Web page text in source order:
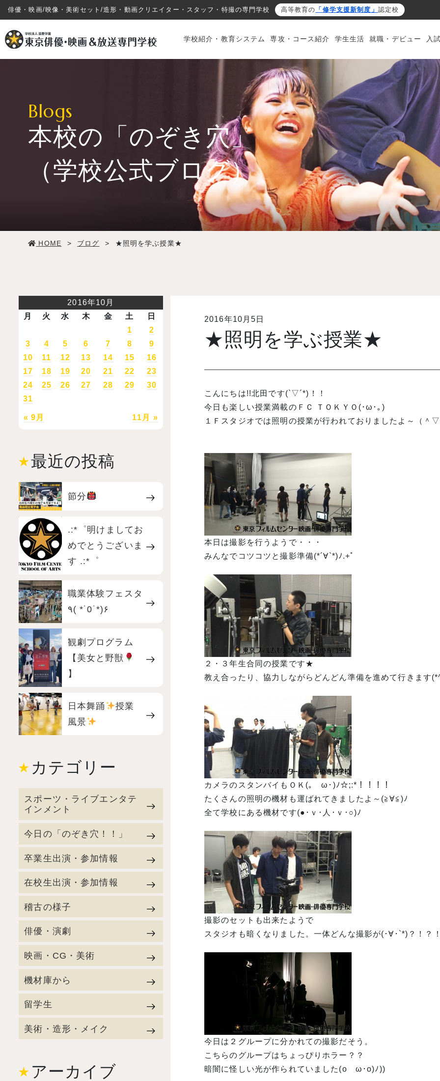
俳優・映画/映像・美術セット/造形・動画クリエイター・スタッフ・特撮の専門学校 高等教育の 「修学支援新制度」 認定校
学校紹介・教育システム 専攻・コース紹介 学生生活 就職・デビュー 入
専攻・コース紹介
学校情報
オープンキャンパス
Blogs
本校の「のぞき穴」
（学校公式ブログ）
HOME > ブログ > ★照明を学ぶ授業★
2016年10月5日
★照明を学ぶ授業★
こんにちは!!北田です(`▽´*)！！
今日も楽しい授業満載のＦＣ ＴＯＫＹＯ(･ω･｡)
１Ｆスタジオでは照明の授業が行われておりましたよ～（＾
本日は撮影を行うようで・・・
みんなでコツコツと撮影準備(*´∀`*)ﾉ.+ﾟ
２・３年生合同の授業です★
教え合ったり、協力しながらどんどん準備を進めて行きます
カメラのスタンバイもＯＫ(｡ゝω･)ﾉ☆;:*！！！！
たくさんの照明の機材も運ばれてきましたよ～(≧∀≦)ﾉ
全て学校にある機材です(●･ｖ･人･ｖ･○)ﾉ
撮影のセットも出来たようで
スタジオも暗くなりました。一体どんな撮影が(･∀･`*)？！？
今日は２グループに分かれての撮影だそう。
こちらのグループはちょっぴりホラー？？
暗闇に怪しい光が作られていました(oゝω･o)ﾉ))
2016年10月
月
火 水 木 金 土 日
« 9月 11月 »
1
2
3
4 5 6 7 8
9
10
11 12 13 14 15
16
17
18 19 20 21 22
23
24
25 26 27 28 29
30
31
最近の投稿
節分
.:*゜明けましてお
めでとうございま
す .:*゜
職業体験フェスタ
٩( *˙0˙*)۶
観劇プログラム
【美女と野獣
】
日本舞踊
授業
風景
カテゴリー
スポーツ・ライブエンタテ
インメント
今日の「のぞき穴！！」
卒業生出演・参加情報
在校生出演・参加情報
稽古の様子
俳優・演劇
映画・CG・美術
機材庫から
留学生
美術・造形・メイク
アーカイブ